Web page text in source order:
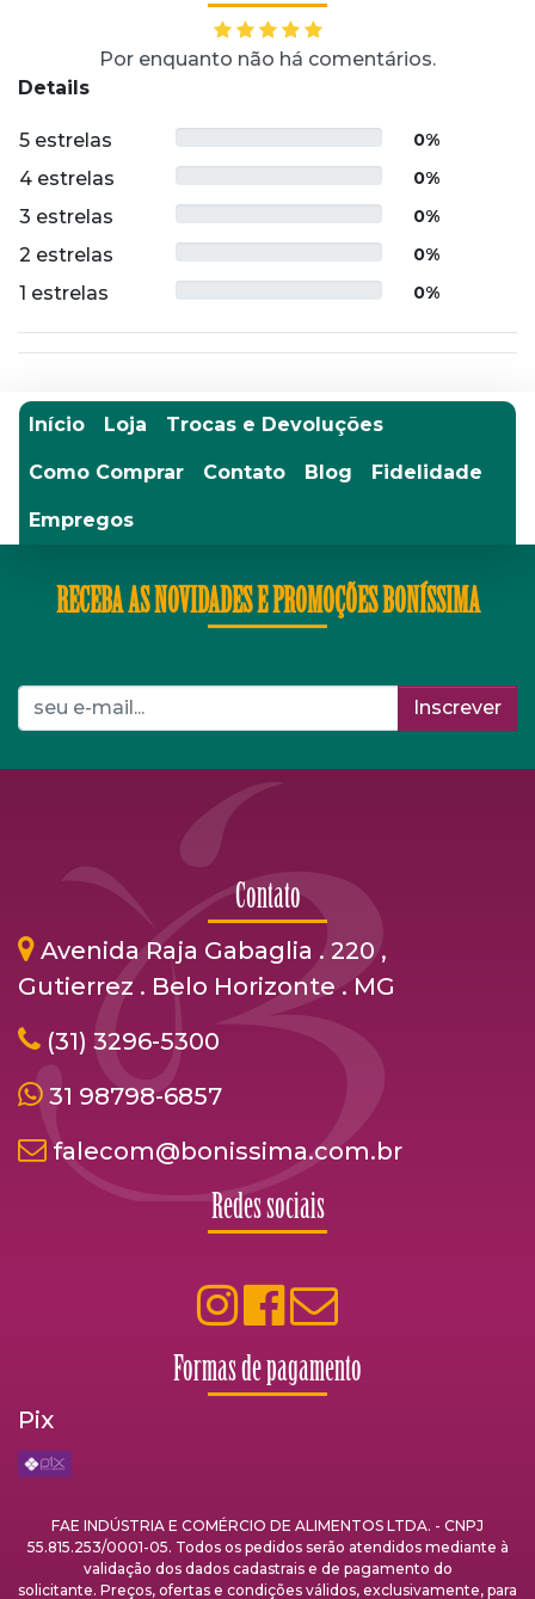
Por enquanto não há comentários.
Details
5 estrelas 0%
4 estrelas 0%
3 estrelas 0%
2 estrelas 0%
1 estrelas 0%
Início Loja Trocas e Devoluções
Como Comprar Contato Blog Fidelidade
Empregos
RECEBA AS NOVIDADES E PROMOÇÕES BONÍSSIMA
Inscrever
Contato
Avenida Raja Gabaglia . 220 ,
Gutierrez . Belo Horizonte . MG
(31) 3296-5300
31 98798-6857
falecom@bonissima.com.br
Redes sociais
Formas de pagamento
Pix
FAE INDÚSTRIA E COMÉRCIO DE ALIMENTOS LTDA. - CNPJ
55.815.253/0001-05. Todos os pedidos serão atendidos mediante à
validação dos dados cadastrais e de pagamento do
solicitante. Preços, ofertas e condições válidos, exclusivamente, para